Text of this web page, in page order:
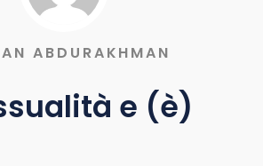
ABDURAKHMAN
e (è)